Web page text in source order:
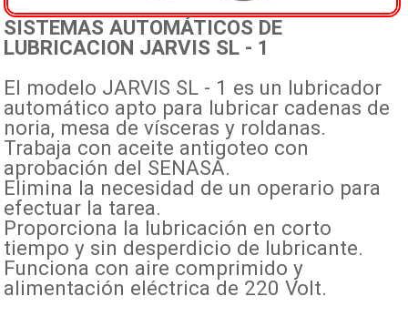
SISTEMAS AUTOMÁTICOS DE
LUBRICACION JARVIS SL - 1
El modelo JARVIS SL - 1 es un lubricador
automático apto para lubricar cadenas de
noria, mesa de vísceras y roldanas.
Trabaja con aceite antigoteo con
aprobación del SENASA.
Elimina la necesidad de un operario para
efectuar la tarea.
Proporciona la lubricación en corto
tiempo y sin desperdicio de lubricante.
Funciona con aire comprimido y
alimentación eléctrica de 220 Volt.